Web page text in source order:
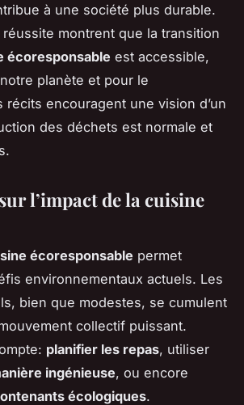
à une société plus durable.
montrent que la transition
écoresponsable est accessible,
planète et pour le
récits encouragent une vision d’un
des déchets est normale et
l’impact de la cuisine
écoresponsable permet
environnementaux actuels. Les
bien que modestes, se cumulent
collectif puissant.
planifier les repas, utiliser
ingénieuse, ou encore
écologiques.